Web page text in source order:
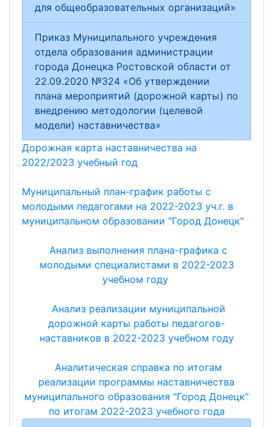
для общеобразовательных организаций»
Приказ Муниципального учреждения
отдела образования администрации
города Донецка Ростовской области от
22.09.2020 №324 «Об утверждении
плана мероприятий (дорожной карты) по
внедрению методологии (целевой
модели) наставничества»
Дорожная карта наставничества на
2022/2023 учебный год
Муниципальный план-график работы с
молодыми педагогами на 2022-2023 уч.г. в
муниципальном образовании "Город Донецк"
Анализ выполнения плана-графика с
молодыми специалистами в 2022-2023
учебном году
Анализ реализации муниципальной
дорожной карты работы педагогов-
наставников в 2022-2023 учебном году
Аналитическая справка по итогам
реализации программы наставничества
муниципального образования "Город Донецк"
по итогам 2022-2023 учебного года